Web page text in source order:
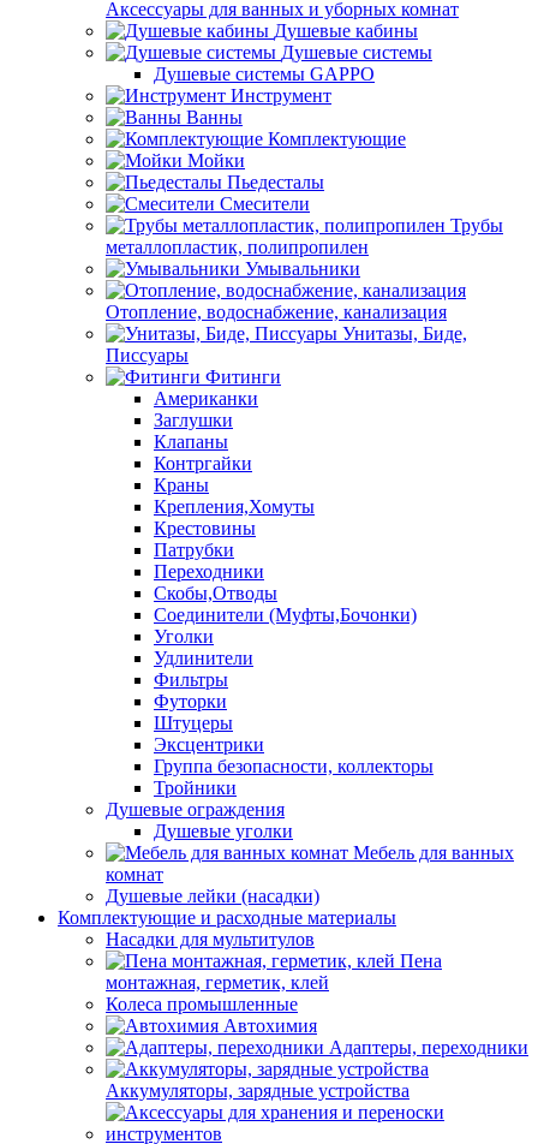
Аксессуары для ванных и уборных комнат
Душевые кабины
Душевые системы
Душевые системы GAPPO
Инструмент
Ванны
Комплектующие
Мойки
Пьедесталы
Смесители
Трубы
металлопластик, полипропилен
Умывальники
Отопление, водоснабжение, канализация
Унитазы, Биде,
Писсуары
Фитинги
Американки
Заглушки
Клапаны
Контргайки
Краны
Крепления,Хомуты
Крестовины
Патрубки
Переходники
Скобы,Отводы
Соединители (Муфты,Бочонки)
Уголки
Удлинители
Фильтры
Футорки
Штуцеры
Эксцентрики
Группа безопасности, коллекторы
Тройники
Душевые ограждения
Душевые уголки
Мебель для ванных
комнат
Душевые лейки (насадки)
Комплектующие и расходные материалы
Насадки для мультитулов
Пена
монтажная, герметик, клей
Колеса промышленные
Автохимия
Адаптеры, переходники
Аккумуляторы, зарядные устройства